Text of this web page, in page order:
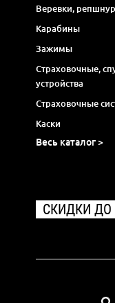
Веревки,
Карабины
Зажимы
Страховочные,
устройства
Страховочные
Каски
Весь каталог >
СКИДКИ ДО